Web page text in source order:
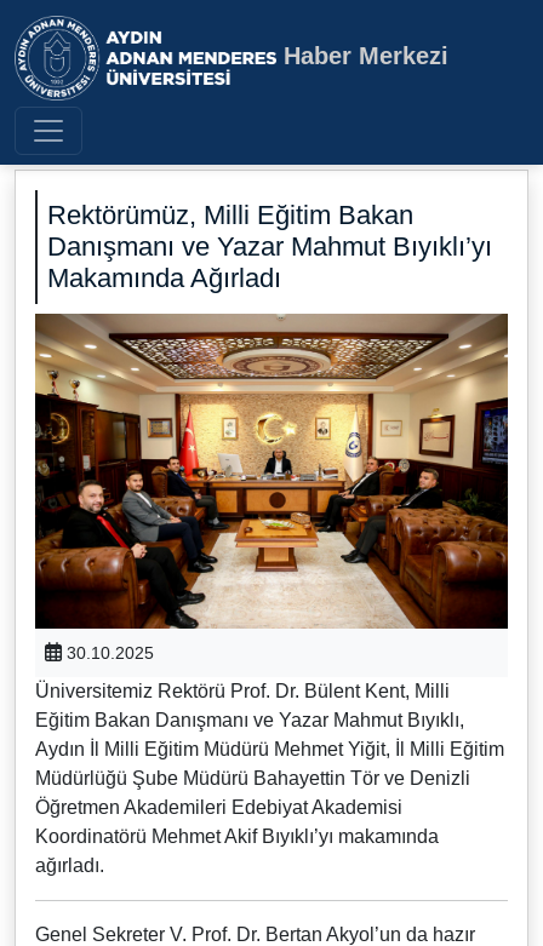
Aydın Adnan Menderes
Haber Merkezi
Rektörümüz, Milli Eğitim Bakan
Danışmanı ve Yazar Mahmut Bıyıklı’yı
Makamında Ağırladı
30.10.2025
Üniversitemiz Rektörü Prof. Dr. Bülent Kent, Milli
Eğitim Bakan Danışmanı ve Yazar Mahmut Bıyıklı,
Aydın İl Milli Eğitim Müdürü Mehmet Yiğit, İl Milli Eğitim
Müdürlüğü Şube Müdürü Bahayettin Tör ve Denizli
Öğretmen Akademileri Edebiyat Akademisi
Koordinatörü Mehmet Akif Bıyıklı’yı makamında
ağırladı.
Genel Sekreter V. Prof. Dr. Bertan Akyol’un da hazır